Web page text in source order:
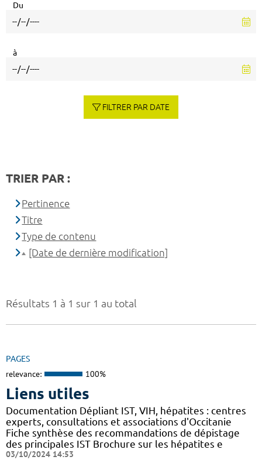
Résultats 1 à 1 sur 1 au total
PAGES
relevance: 100%
Liens utiles
Documentation Dépliant IST, VIH, hépatites : centres
experts, consultations et associations d'Occitanie
Fiche synthèse des recommandations de dépistage
des principales IST Brochure sur les hépatites e
03/10/2024 14:53
Du
à
FILTRER PAR DATE
TRIER PAR :
Pertinence
Titre
Type de contenu
[Date de dernière modification]